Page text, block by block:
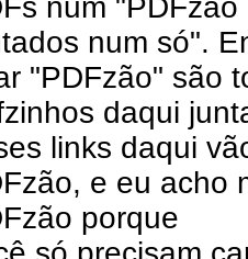
num só".
"PDFzão" são
daqui
links daqui
e eu acho
porque